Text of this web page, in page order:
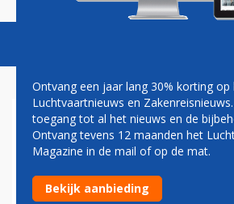
VLUCHTEN NIEUWE
'KANGAROO ROUTE'
BOEKEN
Ontvang een jaar lang 30% korting op
Luchtvaartnieuws en
toegang tot al het nieuws en de
Ontvang tevens 12 maanden het
Magazine in de mail of op de mat.
Bekijk aanbieding